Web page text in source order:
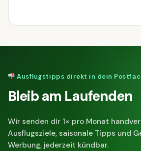
Ausflugstipps direkt in dein
Bleib am Laufenden
Wir senden dir 1× pro Monat
Ausflugsziele, saisonale Tipps und
Werbung, jederzeit kündbar.